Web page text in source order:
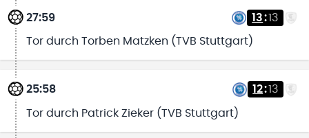
27:59 13:13
Tor durch Torben Matzken (TVB Stuttgart)
25:58 12:13
Tor durch Patrick Zieker (TVB Stuttgart)